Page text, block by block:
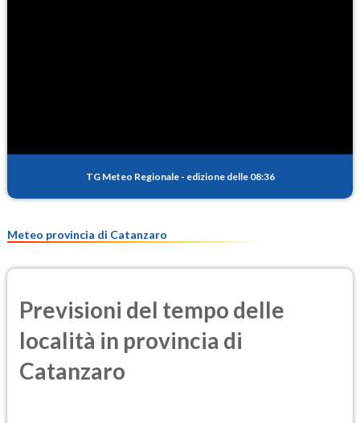
TG Meteo Regionale - edizione delle 08:36
Meteo provincia di Catanzaro
Previsioni del tempo delle
località in provincia di
Catanzaro